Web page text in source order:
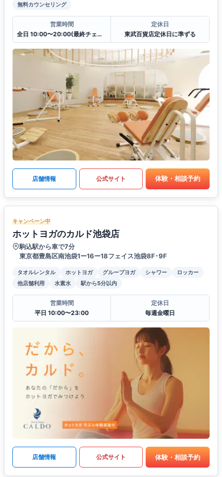
無料カウンセリング
営業時間
全日 10:00〜20:00(最終チェックイン19:30)
定休日
東武百貨店定休日に準ずる
店舗情報 公式サイト 体験・相談予約
キャンペーン中
ホットヨガのカルド池袋店
駒込駅から車で7分
東京都豊島区南池袋1ー16ー18フェイス池袋8F･9F
タオルレンタル ホットヨガ グループヨガ シャワー
ロッカー
他店舗利用
水素水 駅から5分以内
営業時間
平日 10:00〜23:00
定休日
毎週金曜日
店舗情報 公式サイト 体験・相談予約